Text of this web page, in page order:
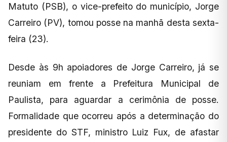
Matuto (PSB), o vice-prefeito do município, Jorge
Carreiro (PV), tomou posse na manhã desta sexta-
feira (23).
Desde às 9h apoiadores de Jorge Carreiro, já se
reuniam em frente a Prefeitura Municipal de
Paulista, para aguardar a cerimônia de posse.
Formalidade que ocorreu após a determinação do
presidente do STF, ministro Luiz Fux, de afastar